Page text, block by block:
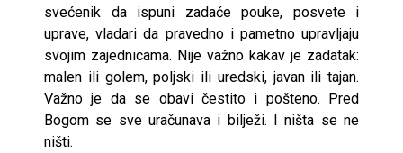
svećenik da ispuni zadaće pouke, posvete i
uprave, vladari da pravedno i pametno upravljaju
svojim zajednicama. Nije važno kakav je zadatak:
malen ili golem, poljski ili uredski, javan ili tajan.
Važno je da se obavi čestito i pošteno. Pred
Bogom se sve uračunava i bilježi. I ništa se ne
ništi.